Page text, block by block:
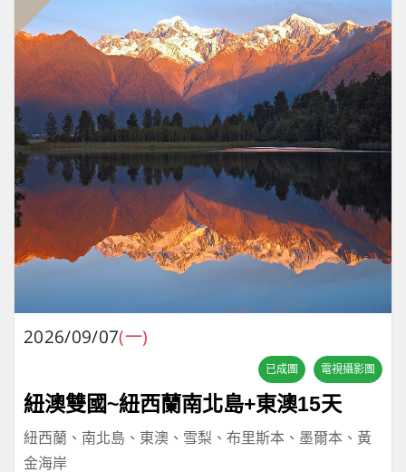
2026/09/07(一)
已成團 電視攝影團
紐澳雙國~紐西蘭南北島+東澳15天
紐西蘭、南北島、東澳、雪梨、布里斯本、墨爾本、黃
金海岸